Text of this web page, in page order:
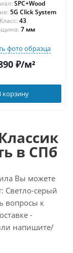
SPC+Wood
5G Click System
43
7 мм
фото образца
₽/м²
корзину
в СПб
Вы можете
Светло-серый
вопросы к
-
напишите/